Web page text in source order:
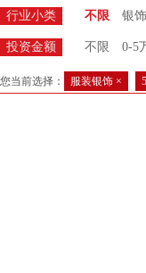
行业小类 不限 银饰
投资金额 不限 0-5
您当前选择： 服装银饰 ×